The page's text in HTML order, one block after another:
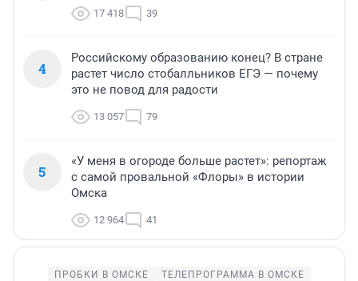
17 418 39
4
Российскому образованию конец? В стране
растет число стобалльников ЕГЭ — почему
это не повод для радости
13 057 79
5
«У меня в огороде больше растет»: репортаж
с самой провальной «Флоры» в истории
Омска
12 964 41
ПРОБКИ В ОМСКЕ
ТЕЛЕПРОГРАММА В ОМСКЕ